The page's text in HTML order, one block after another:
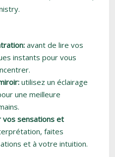
avant de lire vos
instants pour vous
utilisez un éclairage
une meilleure
vos sensations et
faites
et à votre intuition.